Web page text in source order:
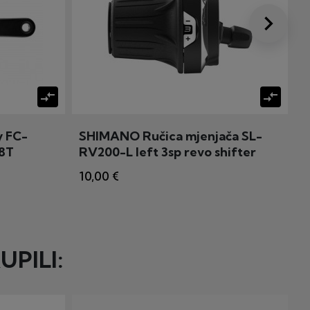
compare_arrows
FC-
compare_arrows
SHIMANO Ručica mjenjača SL-
RV200-L left 3sp revo shifter
1800mm
10,00 €
Dalje
keyboard_arrow_right